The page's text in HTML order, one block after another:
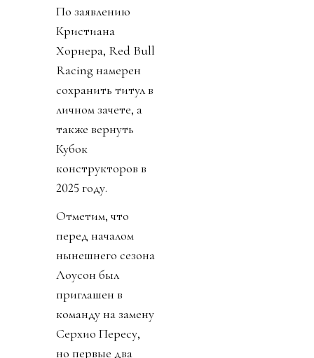
По заявлению
Кристиана
Хорнера, Red Bull
Racing намерен
сохранить титул в
личном зачете, а
также вернуть
Кубок
конструкторов в
2025 году.
Отметим, что
перед началом
нынешнего сезона
Лоусон был
приглашен в
команду на замену
Серхио Пересу,
но первые два